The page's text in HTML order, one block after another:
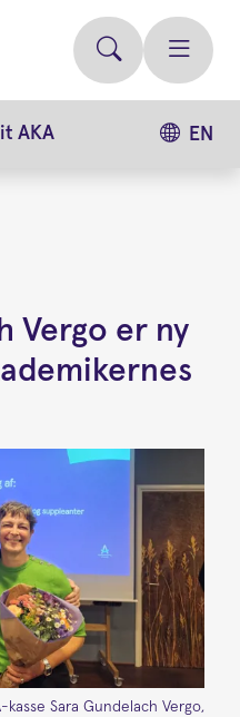
AKA EN
Vergo er ny
Sara Gundelach Vergo,